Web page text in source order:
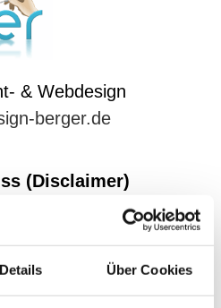
Details Über Cookies
& Webdesign
berger.de
(Disclaimer)
sind wir gemäß § 7
Inhalte auf diesen